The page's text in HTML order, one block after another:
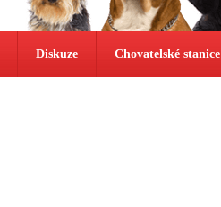
Diskuze Chovatelské stanice